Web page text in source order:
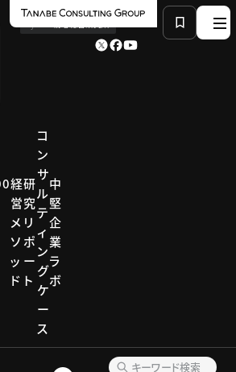
経
営
メ
ソ
ッ
ド
研
究
リ
ポ
ー
ト
コ
ン
サ
ル
テ
ィ
ン
グ
ケ
ー
ス
中
堅
企
業
ラ
ボ
ドブランド力
営理念を「自分事」にする
メソッド
ン
ド力と